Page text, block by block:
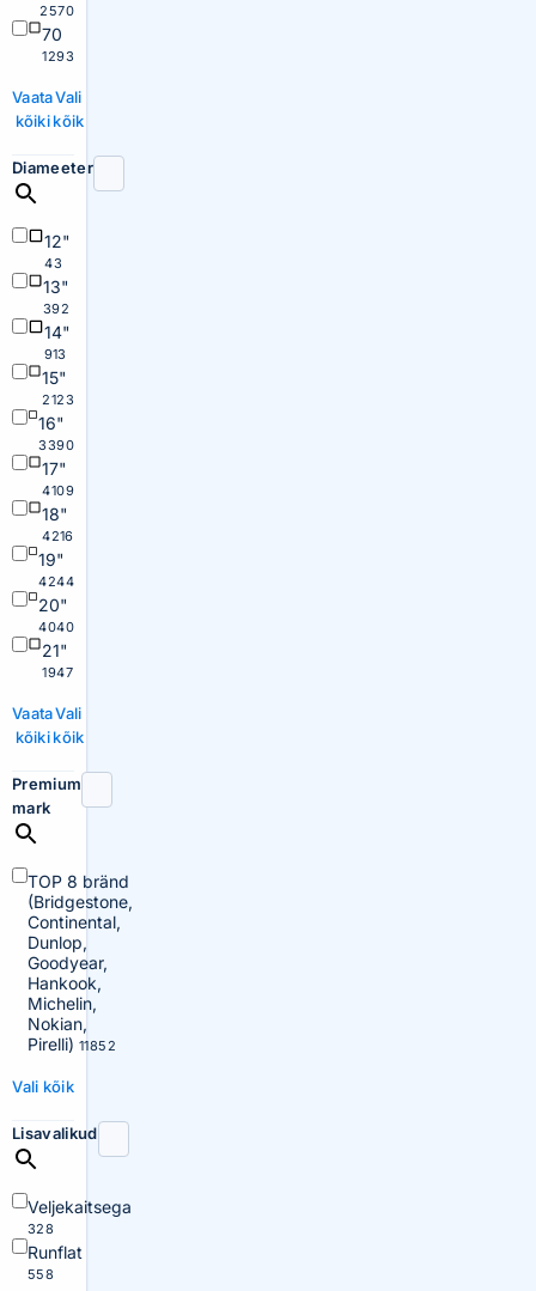
2570
70
1293
Vaata
kõiki
Vali
kõik
Diameeter
12"
43
13"
392
14"
913
15"
2123
16"
3390
17"
4109
18"
4216
19"
4244
20"
4040
21"
1947
Vaata
kõiki
Vali
kõik
Premium
mark
TOP 8 bränd
(Bridgestone,
Continental,
Dunlop,
Goodyear,
Hankook,
Michelin,
Nokian,
Pirelli) 11852
Vali kõik
Lisavalikud
Veljekaitsega
328
Runflat
558